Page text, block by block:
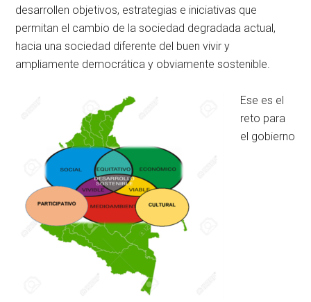
desarrollen objetivos, estrategias e iniciativas que
permitan el cambio de la sociedad degradada actual,
hacia una sociedad diferente del buen vivir y
ampliamente democrática y obviamente sostenible.
Ese es el
reto para
el gobierno